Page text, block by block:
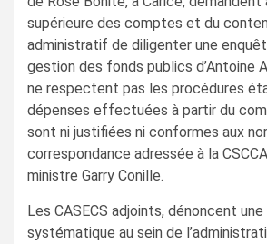
supérieure des comptes et du
administratif de diligenter une
gestion des fonds publics d’Antoine
ne respectent pas les procédures
dépenses effectuées à partir du
sont ni justifiées ni conformes aux
correspondance adressée à la
ministre Garry Conille.
Les CASECS adjoints, dénoncent
systématique au sein de